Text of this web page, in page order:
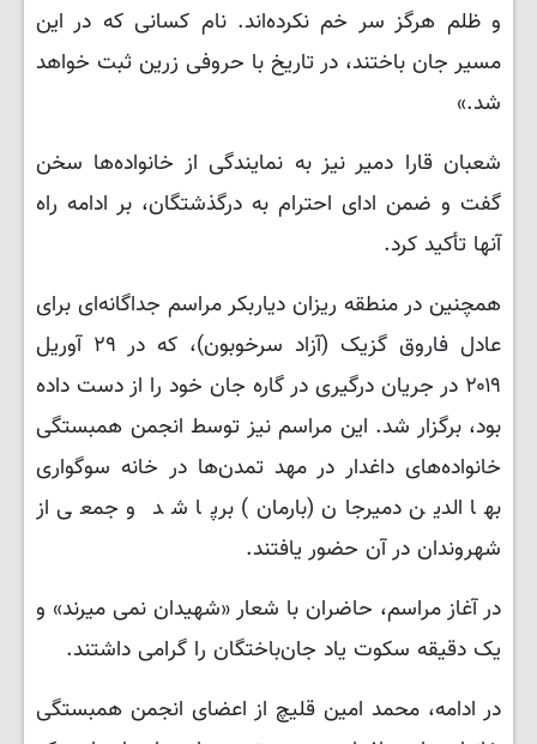
و ظلم هرگز سر خم نکرده‌اند. نام کسانی که در این
مسیر جان باختند، در تاریخ با حروفی زرین ثبت خواهد
شد.»
شعبان قارا دمیر نیز به نمایندگی از خانواده‌ها سخن
گفت و ضمن ادای احترام به درگذشتگان، بر ادامه راه
آنها تأکید کرد.
همچنین در منطقه ریزان دیاربکر مراسم جداگانه‌ای برای
عادل فاروق گزیک (آزاد سرخوبون)، که در ۲۹ آوریل
۲۰۱۹ در جریان درگیری در گاره جان خود را از دست داده
بود، برگزار شد. این مراسم نیز توسط انجمن همبستگی
خانواده‌های داغدار در مهد تمدن‌ها در خانه سوگواری
بها الدین دمیرجان (بارمان) برپا شد و جمعی از
شهروندان در آن حضور یافتند.
در آغاز مراسم، حاضران با شعار «شهیدان نمی میرند» و
یک دقیقه سکوت یاد جان‌باختگان را گرامی داشتند.
در ادامه، محمد امین قلیچ از اعضای انجمن همبستگی